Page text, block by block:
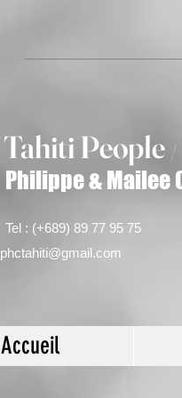
Tahiti People /
Philippe & Mailee
Tel : (+689) 89 77 95 75
phctahiti@gmail.com
Accueil